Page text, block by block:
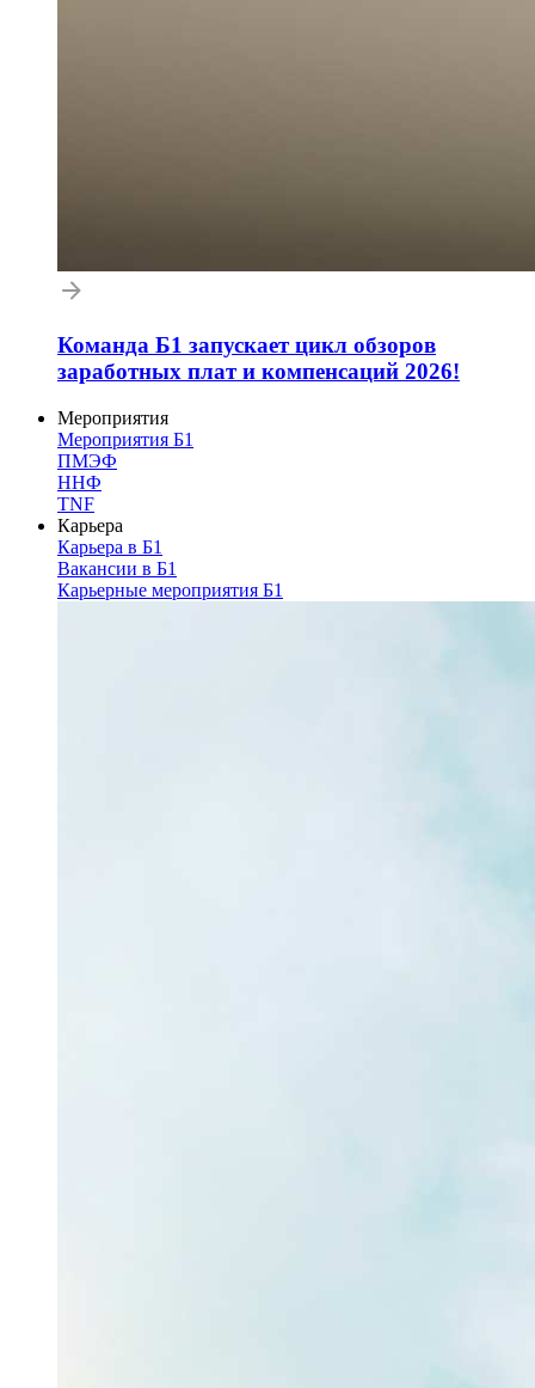
Команда Б1 запускает цикл обзоров
заработных плат и компенсаций 2026!
Мероприятия
Мероприятия Б1
ПМЭФ
ННФ
TNF
Карьера
Карьера в Б1
Вакансии в Б1
Карьерные мероприятия Б1